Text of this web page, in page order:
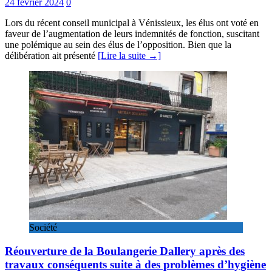
24 février 2024 0
Lors du récent conseil municipal à Vénissieux, les élus ont voté en
faveur de l’augmentation de leurs indemnités de fonction, suscitant
une polémique au sein des élus de l’opposition. Bien que la
délibération ait présenté [Lire la suite →]
Société
Réouverture de la Boulangerie Dallery après des
travaux conséquents suite à des problèmes d’hygiène